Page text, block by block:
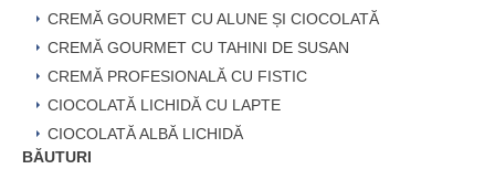
CREMĂ GOURMET CU ALUNE ȘI CIOCOLATĂ
CREMĂ GOURMET CU TAHINI DE SUSAN
CREMĂ PROFESIONALĂ CU FISTIC
CIOCOLATĂ LICHIDĂ CU LAPTE
CIOCOLATĂ ALBĂ LICHIDĂ
BĂUTURI